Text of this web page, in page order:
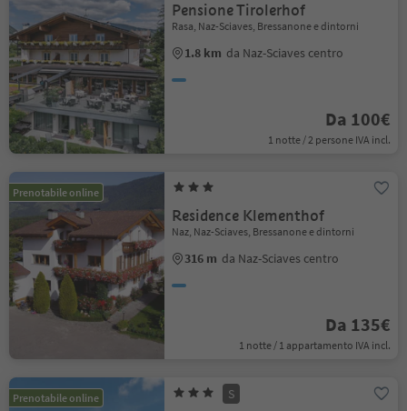
Pensione Tirolerhof
Rasa, Naz-Sciaves, Bressanone e dintorni
1.8 km da Naz-Sciaves centro
Da 100€
1 notte / 2 persone IVA incl.
Prenotabile online
Residence Klementhof
Naz, Naz-Sciaves, Bressanone e dintorni
316 m da Naz-Sciaves centro
Da 135€
1 notte / 1 appartamento IVA incl.
Prenotabile online S